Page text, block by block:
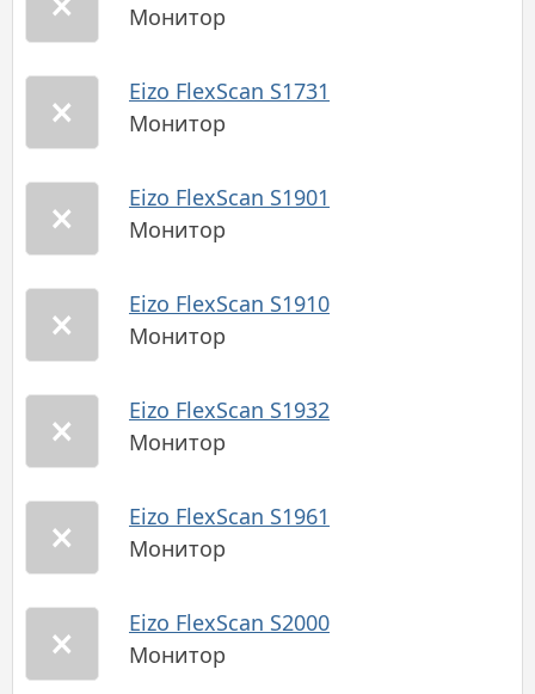
Монитор
Eizo FlexScan S1731
Монитор
Eizo FlexScan S1901
Монитор
Eizo FlexScan S1910
Монитор
Eizo FlexScan S1932
Монитор
Eizo FlexScan S1961
Монитор
Eizo FlexScan S2000
Монитор